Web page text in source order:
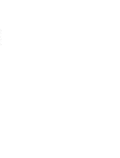
ITALIA BARU